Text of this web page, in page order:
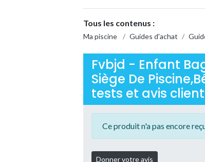
Tous les contenus :
Ma piscine / Guides d'achat /
Fvbjd - Enfant
Siège De
tests et avis
Ce produit n'a pas encore